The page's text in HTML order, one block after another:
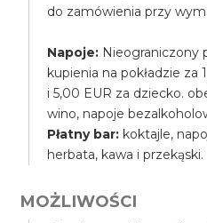
do zamówienia przy
Napoje: Nieograniczony
kupienia na pokładzie za
i 5,00 EUR za dziecko.
wino, napoje
Płatny bar: koktajle,
herbata, kawa i przekąski.
MOŻLIWOŚCI